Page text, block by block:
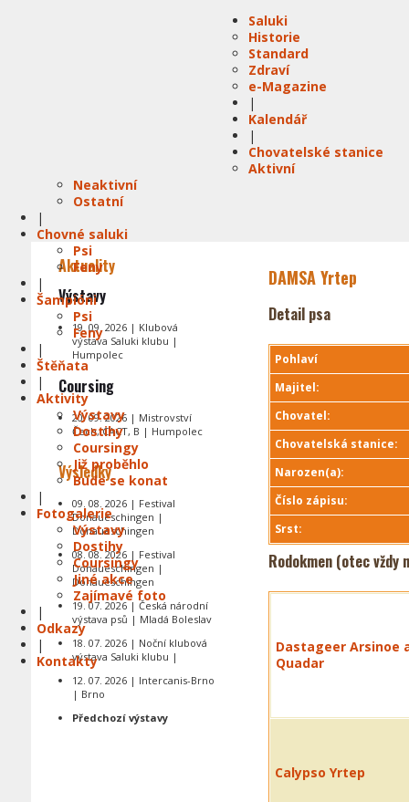
Saluki
Historie
Standard
Zdraví
e-Magazine
|
Kalendář
|
Chovatelské stanice
Aktivní
Neaktivní
Ostatní
|
Chovné saluki
Psi
Feny
|
Šampióni
Psi
Feny
|
Štěňata
|
Aktivity
Výstavy
Dostihy
Coursingy
Již proběhlo
Bude se konat
|
Fotogalerie
Výstavy
Dostihy
Coursingy
Jiné akce
Zajímavé foto
|
Odkazy
|
Kontakty
DAMSA Yrtep
Detail psa
Pohlaví
Majitel:
Chovatel:
Chovatelská stanice:
Narozen(a):
Číslo zápisu:
Srst:
Rodokmen (otec vždy
Dastageer Arsinoe
Quadar
Calypso Yrtep
Aktuality
Výstavy
19. 09. 2026 | Klubová
výstava Saluki klubu |
Humpolec
Coursing
20. 09. 2026 | Mistrovství
Čech, CACT, B | Humpolec
Výsledky
09. 08. 2026 | Festival
Donaueschingen |
Donaueschingen
08. 08. 2026 | Festival
Donaueschingen |
Donaueschingen
19. 07. 2026 | Česká národní
výstava psů | Mladá Boleslav
18. 07. 2026 | Noční klubová
výstava Saluki klubu |
12. 07. 2026 | Intercanis-Brno
| Brno
Předchozí výstavy